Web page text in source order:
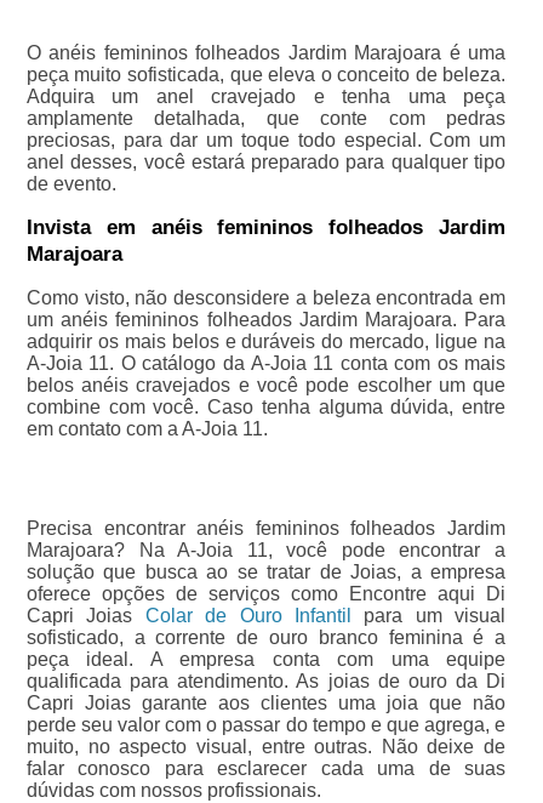
O anéis femininos folheados Jardim Marajoara é uma
peça muito sofisticada, que eleva o conceito de beleza.
Adquira um anel cravejado e tenha uma peça
amplamente detalhada, que conte com pedras
preciosas, para dar um toque todo especial. Com um
anel desses, você estará preparado para qualquer tipo
de evento.
Invista em anéis femininos folheados Jardim
Marajoara
Como visto, não desconsidere a beleza encontrada em
um anéis femininos folheados Jardim Marajoara. Para
adquirir os mais belos e duráveis do mercado, ligue na
A-Joia 11. O catálogo da A-Joia 11 conta com os mais
belos anéis cravejados e você pode escolher um que
combine com você. Caso tenha alguma dúvida, entre
em contato com a A-Joia 11.
Precisa encontrar anéis femininos folheados Jardim
Marajoara? Na A-Joia 11, você pode encontrar a
solução que busca ao se tratar de Joias, a empresa
oferece opções de serviços como Encontre aqui Di
Capri Joias Colar de Ouro Infantil
para um visual
sofisticado, a corrente de ouro branco feminina é a
peça ideal. A empresa conta com uma equipe
qualificada para atendimento. As joias de ouro da Di
Capri Joias garante aos clientes uma joia que não
perde seu valor com o passar do tempo e que agrega, e
muito, no aspecto visual, entre outras. Não deixe de
falar conosco para esclarecer cada uma de suas
dúvidas com nossos profissionais.